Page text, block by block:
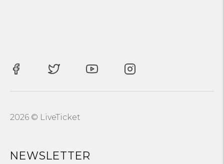
2026 © LiveTicket
NEWSLETTER